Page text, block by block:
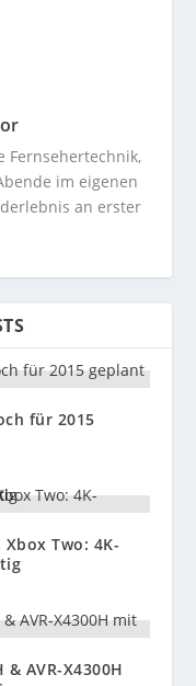
im eigenen
an erster
für 2015
Two: 4K-
& AVR-X4300H